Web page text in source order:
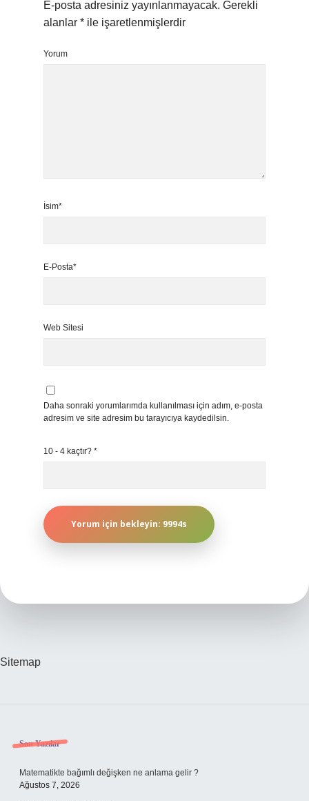
E-posta adresiniz yayınlanmayacak. Gerekli
alanlar * ile işaretlenmişlerdir
Yorum
İsim*
E-Posta*
Web Sitesi
Daha sonraki yorumlarımda kullanılması için adım, e-posta
adresim ve site adresim bu tarayıcıya kaydedilsin.
10 - 4 kaçtır? *
Sitemap
Sidebar
Son Yazılar
Matematikte bağımlı değişken ne anlama gelir ?
Ağustos 7, 2026